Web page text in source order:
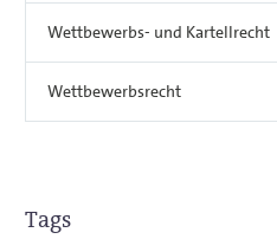
Wettbewerbs- und Kartellrecht
Wettbewerbsrecht
Tags